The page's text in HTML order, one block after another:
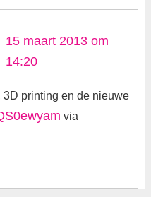
15 maart 2013 om
14:20
3D printing en de nieuwe
via